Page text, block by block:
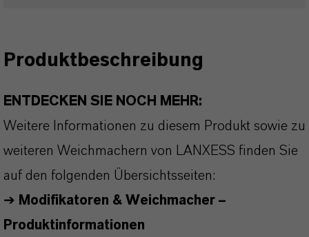
Produktbeschreibung
ENTDECKEN SIE NOCH MEHR:
Weitere Informationen zu diesem Produkt sowie zu
weiteren Weichmachern von LANXESS finden Sie
auf den folgenden Übersichtsseiten:
➔ Modifikatoren & Weichmacher –
Produktinformationen